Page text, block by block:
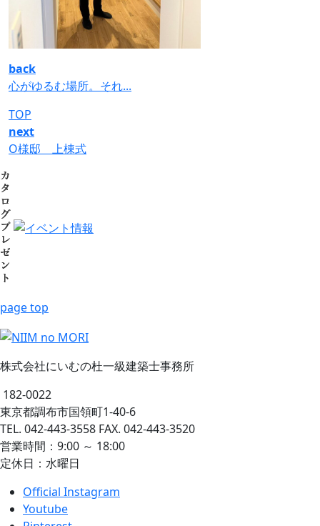
back
心がゆるむ場所。それ...
TOP
next
O様邸 上棟式
page top
株式会社にいむの杜一級建築士事務所
182-0022
東京都調布市国領町1-40-6
TEL. 042-443-3558 FAX. 042-443-3520
営業時間：9:00 ～ 18:00
定休日：水曜日
Official Instagram
Youtube